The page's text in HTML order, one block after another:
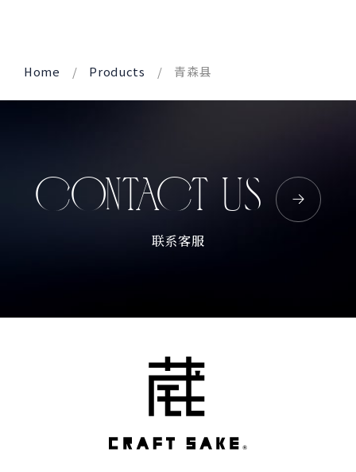
Home Products 青森县
CONTACT US
联系客服